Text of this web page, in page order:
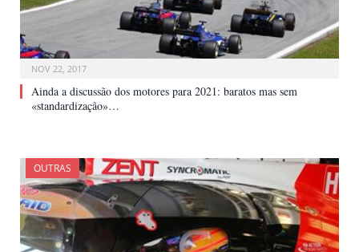
NOV 22, 2017
Ainda a discussão dos motores para 2021: baratos mas sem
«standardização»…
OUTRAS